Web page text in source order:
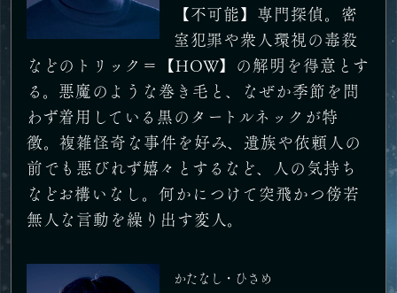
【不可能】専門探偵。密
室犯罪や衆人環視の毒殺
などのトリック＝【HOW】の解明を得意とす
る。悪魔のような巻き毛と、なぜか季節を問
わず着用している黒のタートルネックが特
徴。複雑怪奇な事件を好み、遺族や依頼人の
前でも悪びれず嬉々とするなど、人の気持ち
などお構いなし。何かにつけて突飛かつ傍若
無人な言動を繰り出す変人。
かたなし・ひさめ